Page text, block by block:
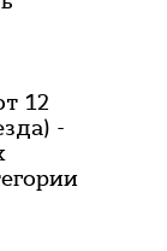
12
-